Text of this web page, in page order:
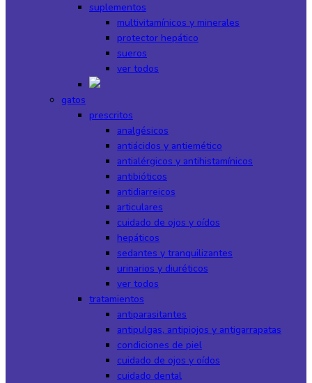
suplementos
multivitamínicos y minerales
protector hepático
sueros
ver todos
gatos
prescritos
analgésicos
antiácidos y antiemético
antialérgicos y antihistamínicos
antibióticos
antidiarreicos
articulares
cuidado de ojos y oídos
hepáticos
sedantes y tranquilizantes
urinarios y diuréticos
ver todos
tratamientos
antiparasitantes
antipulgas, antipiojos y antigarrapatas
condiciones de piel
cuidado de ojos y oídos
cuidado dental